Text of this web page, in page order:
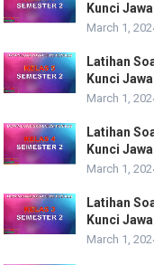
Kunci
March 1,
Latihan
Kunci
March 1,
Latihan
Kunci
March 1,
Latihan
Kunci
March 1,